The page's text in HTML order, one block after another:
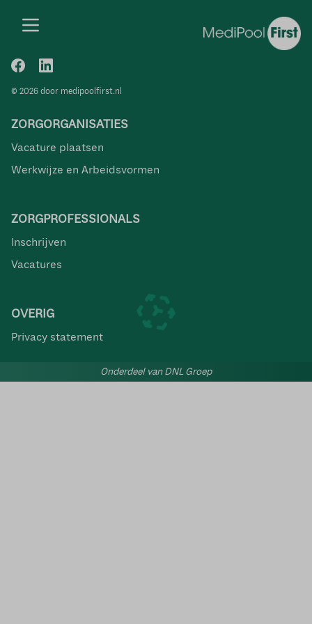
© 2026 door medipoolfirst.nl
ZORGORGANISATIES
Vacature plaatsen
Werkwijze en Arbeidsvormen
ZORGPROFESSIONALS
Inschrijven
Vacatures
OVERIG
Privacy statement
Onderdeel van DNL Groep